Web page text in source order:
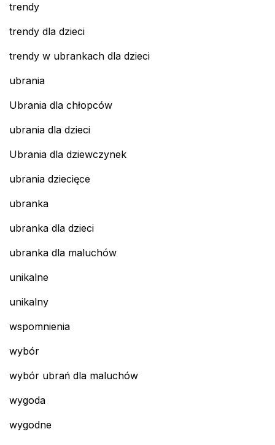
trendy
trendy dla dzieci
trendy w ubrankach dla dzieci
ubrania
Ubrania dla chłopców
ubrania dla dzieci
Ubrania dla dziewczynek
ubrania dziecięce
ubranka
ubranka dla dzieci
ubranka dla maluchów
unikalne
unikalny
wspomnienia
wybór
wybór ubrań dla maluchów
wygoda
wygodne